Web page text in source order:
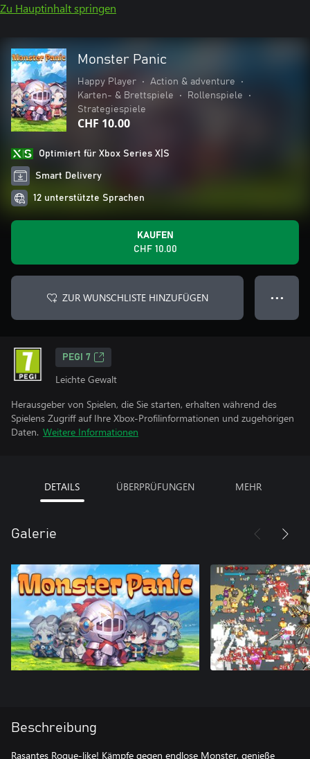
Zu Hauptinhalt springen
Monster Panic
Happy Player • Action & adventure
•
Karten- & Brettspiele
• Rollenspiele
•
Strategiespiele
CHF 10.00
Optimiert für Xbox Series X|S
Smart Delivery
12 unterstützte Sprachen
KAUFEN
CHF 10.00
ZUR WUNSCHLISTE HINZUFÜGEN ● ● ●
PEGI 7
Leichte Gewalt
Herausgeber von Spielen, die Sie starten, erhalten während des
Spielens Zugriff auf Ihre Xbox-Profilinformationen und zugehörigen
Daten. Weitere Informationen
DETAILS ÜBERPRÜFUNGEN MEHR
Galerie
Beschreibung
Rasantes Rogue-like! Kämpfe gegen endlose Monster, genieße